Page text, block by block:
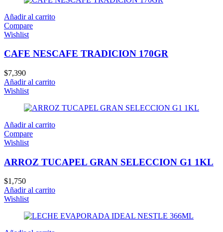
Añadir al carrito
Compare
Wishlist
CAFE NESCAFE TRADICION 170GR
$7,390
Añadir al carrito
Wishlist
Añadir al carrito
Compare
Wishlist
ARROZ TUCAPEL GRAN SELECCION G1 1KL
$1,750
Añadir al carrito
Wishlist